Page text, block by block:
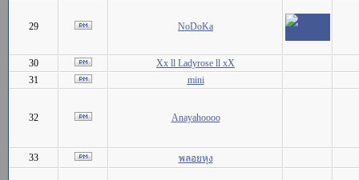
29 NoDoKa
30
Xx ll Ladyrose ll xX
31
mini
32 Anayahoooo
33 พลอยหุง